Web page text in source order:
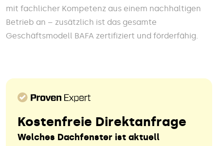
mit fachlicher Kompetenz aus einem nachhaltigen
Betrieb an – zusätzlich ist das gesamte
Geschäftsmodell BAFA zertifiziert und förderfähig.
Kostenfreie Direktanfrage
Welches Dachfenster ist aktuell